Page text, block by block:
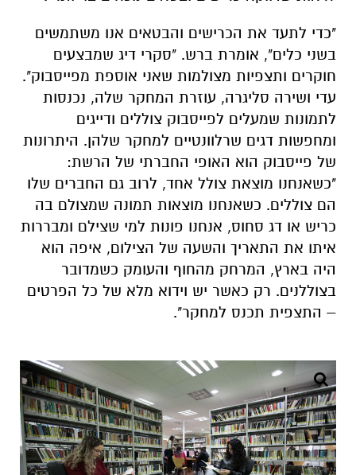
"כדי לתעד את הכרישים והבטאים אנו משתמשים
בשני כלים", אומרת ברש. "סקרי דיג שמבצעים
חוקרים ותצפיות מצולמות שאני אוספת מפייסבוק".
עדי ושירה סליגרה, עוזרת המחקר שלה, נכנסות
לתמונות שמעלים לפייסבוק צוללים ודייגים
ומחפשות דגים שרלוונטיים למחקר שלהן. היתרונות
של פייסבוק הוא האופי החברתי של הרשת:
"כשאנחנו מוצאת צולל אחד, לרוב גם החברים שלו
הם צוללים. כשאנחנו מוצאות תמונה שמצולם בה
כריש או דג סחוס, אנחנו פונות למי שצילם ומבררות
איתו את התאריך והשעה של הצילום, איפה הוא
היה בארץ, המרחק מהחוף והעומק כשמדובר
בצוללנים. רק כאשר יש וידוא מלא של כל הפרטים
– התצפית תכנס למחקר".